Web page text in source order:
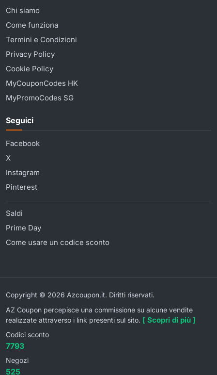
Chi siamo
Come funziona
Termini e Condizioni
Privacy Policy
Cookie Policy
MyCouponCodes HK
MyPromoCodes SG
Seguici
Facebook
X
Instagram
Pinterest
Saldi
Prime Day
Come usare un codice sconto
Copyright © 2026 Azcoupon.it. Diritti riservati.
AZ Coupon percepisce una commissione su alcune vendite
realizzate attraverso i link presenti sul sito. [ Scopri di più ]
Codici sconto
7793
Negozi
525